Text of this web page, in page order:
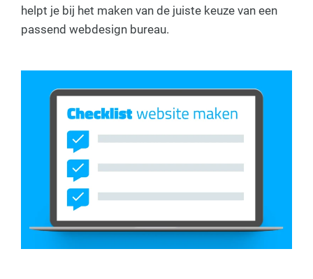
helpt je bij het maken van de juiste keuze van een
passend webdesign bureau.